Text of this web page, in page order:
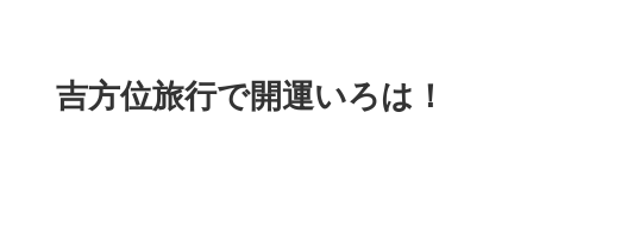
吉方位旅行で開運いろは！